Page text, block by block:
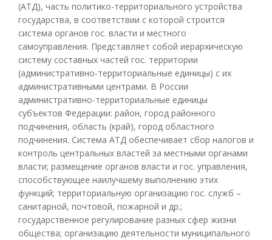
(АТД), часть политико-территориального устройства
государства, в соответствии с которой строится
система органов гос. власти и местного
самоуправления. Представляет собой иерархическую
систему составных частей гос. территории
(административно-территориальные единицы) с их
административными центрами. В России
административно-территориальные единицы
субъектов Федерации: район, город районного
подчинения, область (край), город областного
подчинения. Система АТД обеспечивает сбор налогов и
контроль центральных властей за местными органами
власти; размещение органов власти и гос. управления,
способствующее наилучшему выполнению этих
функций; территориальную организацию гос. служб –
санитарной, почтовой, пожарной и др.;
государственное регулирование разных сфер жизни
общества; организацию деятельности муниципального